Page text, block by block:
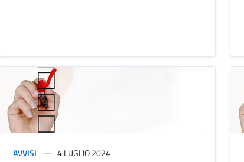
AVVISI 4 LUGLIO 2024